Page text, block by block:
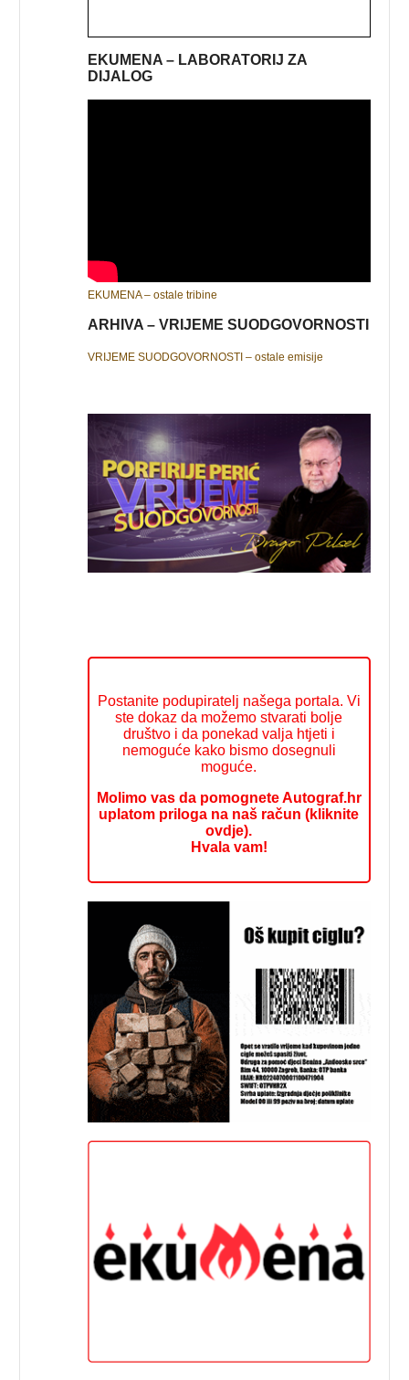
EKUMENA – LABORATORIJ ZA
DIJALOG
EKUMENA – ostale tribine
ARHIVA – VRIJEME SUODGOVORNOSTI
VRIJEME SUODGOVORNOSTI – ostale emisije
Postanite podupiratelj našega portala. Vi
ste dokaz da možemo stvarati bolje
društvo i da ponekad valja htjeti i
nemoguće kako bismo dosegnuli
moguće.
Molimo vas da pomognete Autograf.hr
uplatom priloga na naš račun (kliknite
ovdje).
Hvala vam!